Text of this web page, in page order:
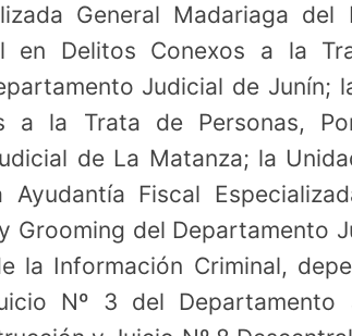
General Madariaga
en Delitos Conexos a la
Judicial de Junín;
a la Trata de Personas,
de La Matanza; la
Fiscal
Grooming del Departamento
la Información Criminal,
Nº 3 del Departamento